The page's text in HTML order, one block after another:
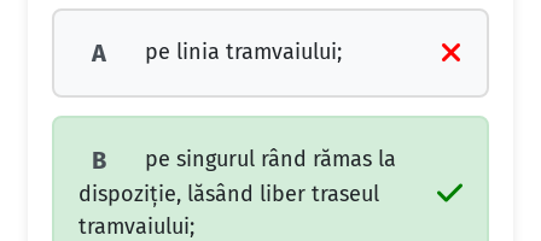
A pe linia tramvaiului;
B
pe singurul rând rămas la
dispoziţie, lăsând liber traseul
tramvaiului;